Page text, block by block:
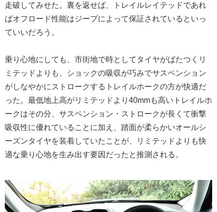
走破してみせた。裏を返せば、トレイルレイテッドであれ
ばオフロード性能はジープによって保証されているといっ
ていいだろう。
乗り心地にしても、市街地で時としてタイヤがばたつくリ
ミテッドよりも、ショックの吸収が巧みでサスペンション
がしなやかにストロークするトレイルホークの方が快適だ
った。最低地上高がリミテッドより40mmも高いトレイルホ
ークはその分、サスペンション・ストロークが長くて衝撃
吸収性に優れていることに加え、踏面が柔らかいオールシ
ーズンタイヤを装着していたことが、リミテッドよりも快
適な乗り心地を生み出す要因だったと推測される。